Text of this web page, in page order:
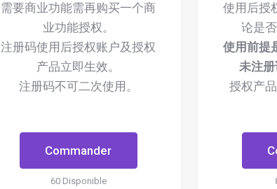
需要商业功能需再购买一个商
业功能授权。
注册码使用后授权账户及授权
产品立即生效。
注册码不可二次使用。
Commander
60 Disponible
使用后授
论是
使用前提
未注
授权产